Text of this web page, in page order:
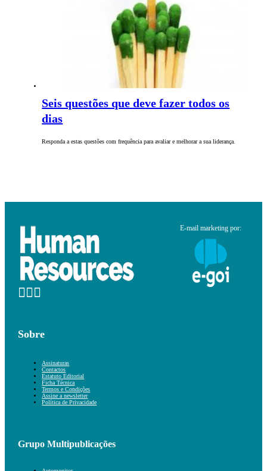
Seis questões que deve fazer todos os
dias
Responda a estas questões com frequência para avaliar e melhorar a sua liderança.
E-mail marketing por:
Sobre
Assinaturas
Contactos
Estatuto Editorial
Ficha Técnica
Termos e Condições
Assine a newsletter
Política de Privacidade
Grupo Multipublicações